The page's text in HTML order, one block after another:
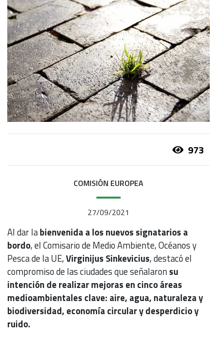
973
COMISIÓN EUROPEA
27/09/2021
Al dar labienvenida a los nuevos signatarios a
bordo, el Comisario de Medio Ambiente, Océanos y
Pesca de la UE,Virginijus Sinkevicius, destacó el
compromiso de las ciudades que señalaronsu
intención de realizar mejoras en cinco áreas
medioambientales clave: aire, agua, naturaleza y
biodiversidad, economía circular y desperdicio y
ruido.